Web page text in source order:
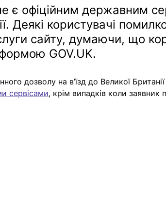
є офіційним державним
Деякі користувачі
сайту, думаючи, що
GOV.UK.
дозволу на в’їзд до Великої Британії
сервісами, крім випадків коли заявник